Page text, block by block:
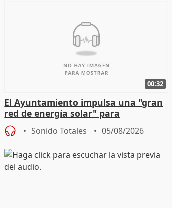
00:32
El Ayuntamiento impulsa una "gran
red de energía solar" para
autoconsumo
Sonido Totales 05/08/2026